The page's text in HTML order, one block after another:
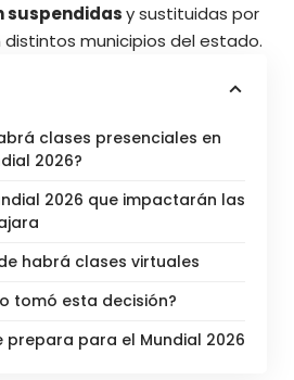
suspendidasy sustituidas por
municipios del estado.
clases presenciales en
2026?
2026 que impactarán las
habrá clases virtuales
tomó esta decisión?
prepara para el Mundial 2026